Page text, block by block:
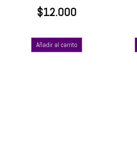
$12.000
Añadir al carrito